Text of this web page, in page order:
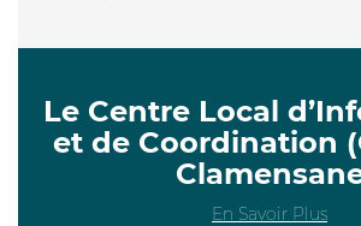
Le Centre Local
et de Coordination
En Savoir Plus